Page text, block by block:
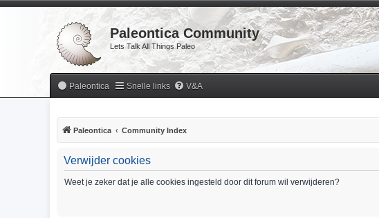
Paleontica Community
Lets Talk All Things Paleo
Paleontica Snelle links V&A
Paleontica Community Index
Verwijder cookies
Weet je zeker dat je alle cookies ingesteld door dit forum wil verwijderen?